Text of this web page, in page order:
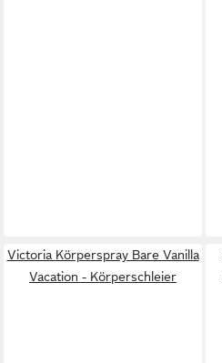
Victoria Körperspray Bare Vanilla
Vacation - Körperschleier